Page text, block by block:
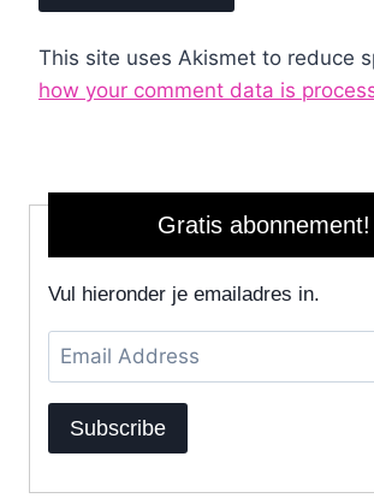
This site uses Akismet to reduce
how your comment data is
Gratis abonnement!
Vul hieronder je emailadres in.
Email
Address
Subscribe